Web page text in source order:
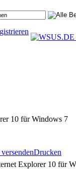
10 für Windows 7
Drucken
Explorer 10 für